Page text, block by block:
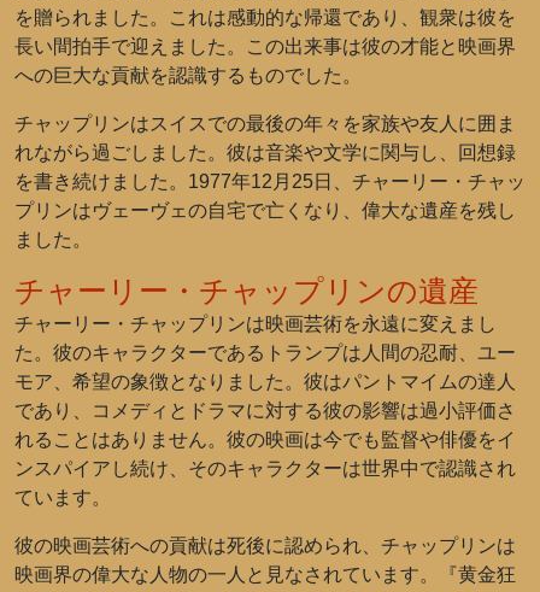
を贈られました。これは感動的な帰還であり、観衆は彼を
長い間拍手で迎えました。この出来事は彼の才能と映画界
への巨大な貢献を認識するものでした。
チャップリンはスイスでの最後の年々を家族や友人に囲ま
れながら過ごしました。彼は音楽や文学に関与し、回想録
を書き続けました。1977年12月25日、チャーリー・チャッ
プリンはヴェーヴェの自宅で亡くなり、偉大な遺産を残し
ました。
チャーリー・チャップリンの遺産
チャーリー・チャップリンは映画芸術を永遠に変えまし
た。彼のキャラクターであるトランプは人間の忍耐、ユー
モア、希望の象徴となりました。彼はパントマイムの達人
であり、コメディとドラマに対する彼の影響は過小評価さ
れることはありません。彼の映画は今でも監督や俳優をイ
ンスパイアし続け、そのキャラクターは世界中で認識され
ています。
彼の映画芸術への貢献は死後に認められ、チャップリンは
映画界の偉大な人物の一人と見なされています。『黄金狂